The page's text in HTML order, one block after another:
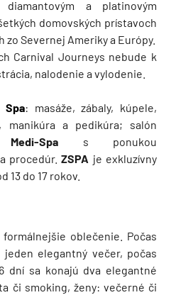
a platinovým
domovských prístavoch
zo Severnej Ameriky a Európy.
Carnival Journeys nebude k
nalodenie a vylodenie.
Spa: masáže, zábaly, kúpele,
manikúra a pedikúra; salón
Medi-Spa s ponukou
procedúr.ZSPA je exkluzívny
13 do 17 rokov.
oblečenie. Počas
elegantný večer, počas
dní sa konajú dva elegantné
či smoking, ženy: večerné či